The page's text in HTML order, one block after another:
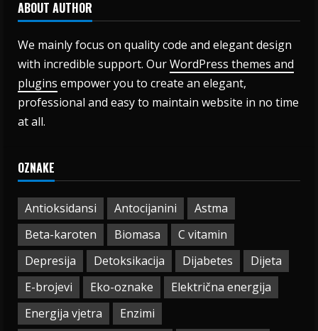
ABOUT AUTHOR
We mainly focus on quality code and elegant design
with incredible support. OurWordPress themes and
plugins empower you to create an elegant,
professional and easy to maintain website in no time
at all.
OZNAKE
Antioksidansi Antocijanini
Astma
Beta-karoten
Biomasa
C vitamin
Depresija
Detoksikacija Dijabetes
Dijeta
E-brojevi
Eko-oznake
Električna energija
Energija vjetra
Enzimi